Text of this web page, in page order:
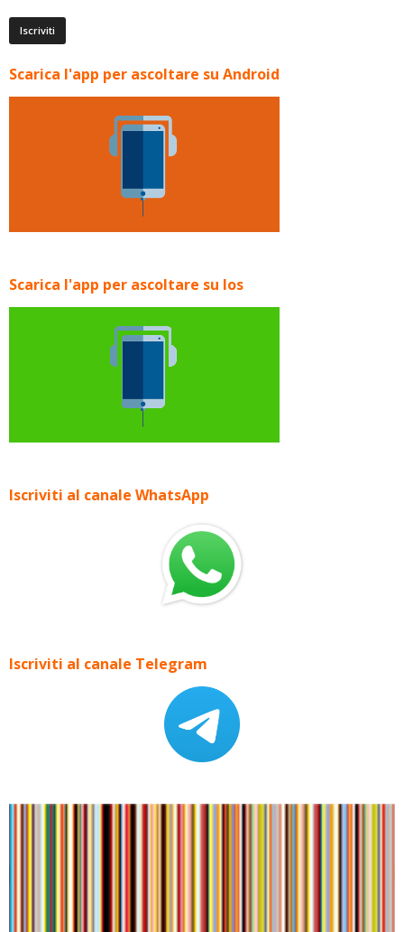
Scarica l'app per ascoltare su Android
Scarica l'app per ascoltare su Ios
Iscriviti al canale WhatsApp
Iscriviti al canale Telegram